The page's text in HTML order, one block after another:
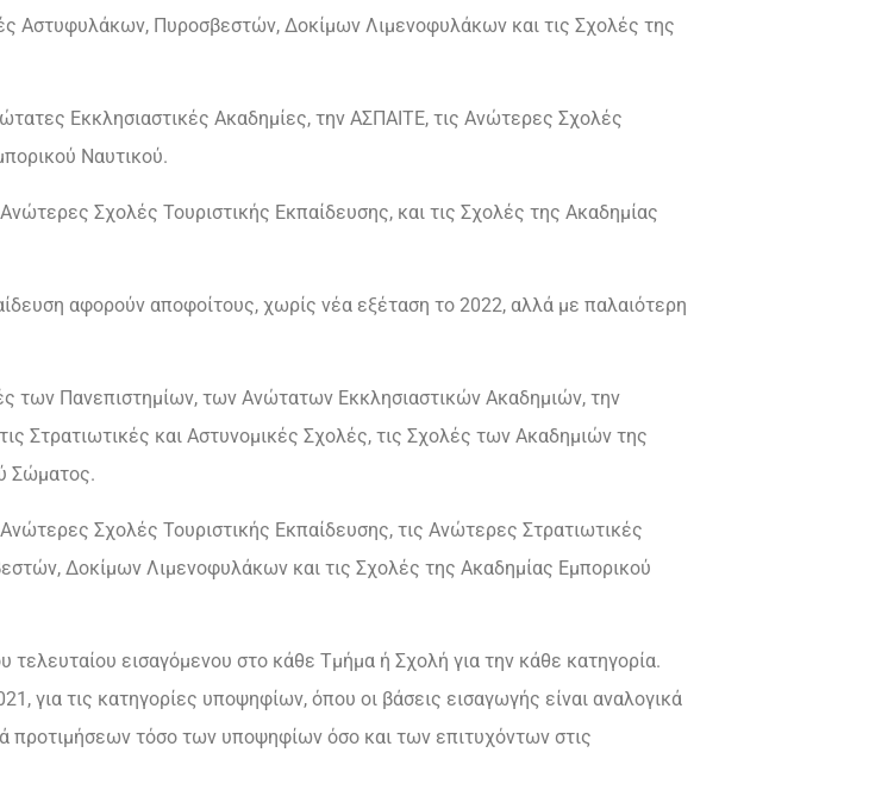
Αστυφυλάκων, Πυροσβεστών, Δοκίμων Λιμενοφυλάκων και τις Σχολές της
Εκκλησιαστικές Ακαδημίες, την ΑΣΠΑΙΤΕ, τις Ανώτερες Σχολές
Ναυτικού.
Σχολές Τουριστικής Εκπαίδευσης, και τις Σχολές της Ακαδημίας
αφορούν αποφοίτους, χωρίς νέα εξέταση το 2022, αλλά με παλαιότερη
των Πανεπιστημίων, των Ανώτατων Εκκλησιαστικών Ακαδημιών, την
Στρατιωτικές και Αστυνομικές Σχολές, τις Σχολές των Ακαδημιών της
Σώματος.
Σχολές Τουριστικής Εκπαίδευσης, τις Ανώτερες Στρατιωτικές
Δοκίμων Λιμενοφυλάκων και τις Σχολές της Ακαδημίας Εμπορικού
τελευταίου εισαγόμενου στο κάθε Τμήμα ή Σχολή για την κάθε κατηγορία.
για τις κατηγορίες υποψηφίων, όπου οι βάσεις εισαγωγής είναι αναλογικά
προτιμήσεων τόσο των υποψηφίων όσο και των επιτυχόντων στις